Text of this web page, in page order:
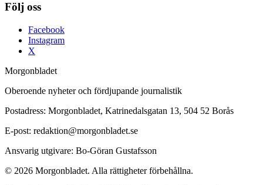
Följ oss
Facebook
Instagram
X
Morgonbladet
Oberoende nyheter och fördjupande journalistik
Postadress: Morgonbladet, Katrinedalsgatan 13, 504 52 Borås
E-post: redaktion@morgonbladet.se
Ansvarig utgivare: Bo-Göran Gustafsson
© 2026 Morgonbladet. Alla rättigheter förbehållna.